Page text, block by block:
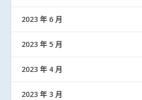
2023 年 6 月
2023 年 5 月
2023 年 4 月
2023 年 3 月